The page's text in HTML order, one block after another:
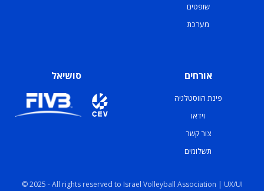
שופטים
מערכת
אורחים
פינת הווסטלגיה
וידאו
צור קשר
תשלומים
סושיאל
© 2025 - All rights reserved to Israel Volleyball Association | UX/UI